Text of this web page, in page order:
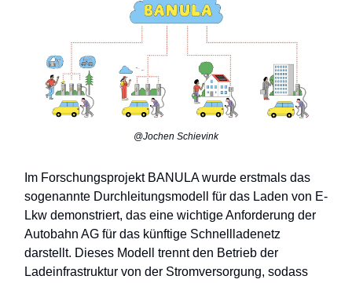
@Jochen Schievink
Im Forschungsprojekt BANULA wurde erstmals das
sogenannte Durchleitungsmodell für das Laden von E-
Lkw demonstriert, das eine wichtige Anforderung der
Autobahn AG für das künftige Schnellladenetz
darstellt. Dieses Modell trennt den Betrieb der
Ladeinfrastruktur von der Stromversorgung, sodass